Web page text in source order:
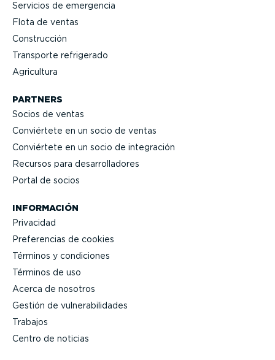
Servicios de emergencia
Flota de ventas
Construcción
Transporte refrigerado
Agricultura
PARTNERS
Socios de ventas
Conviértete en un socio de ventas
Conviértete en un socio de integración
Recursos para desarro­lla­dores
Portal de socios
INFORMACIÓN
Privacidad
Prefe­rencias de cookies
Términos y condiciones
Términos de uso
Acerca de nosotros
Gestión de vulne­ra­bi­li­dades
Trabajos
Centro de noticias